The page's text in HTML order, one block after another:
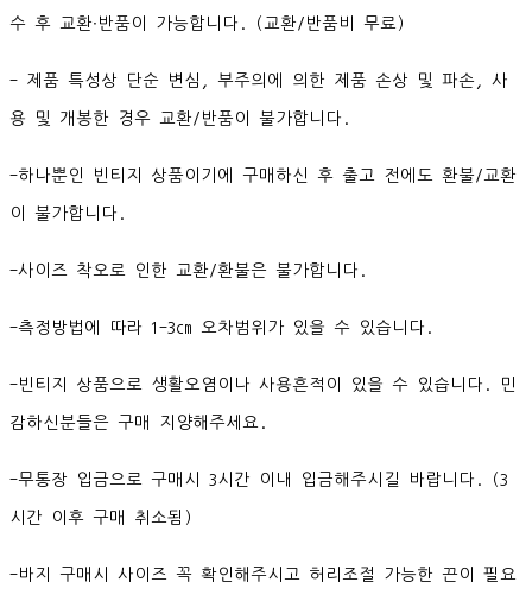
수 후 교환∙반품이 가능합니다. (교환/반품비 무료)
- 제품 특성상 단순 변심, 부주의에 의한 제품 손상 및 파손, 사
용 및 개봉한 경우 교환/반품이 불가합니다.
-하나뿐인 빈티지 상품이기에 구매하신 후 출고 전에도 환불/교환
이 불가합니다.
-사이즈 착오로 인한 교환/환불은 불가합니다.
-측정방법에 따라 1-3cm 오차범위가 있을 수 있습니다.
-빈티지 상품으로 생활오염이나 사용흔적이 있을 수 있습니다. 민
감하신분들은 구매 지양해주세요.
-무통장 입금으로 구매시 3시간 이내 입금해주시길 바랍니다. (3
시간 이후 구매 취소됨)
-바지 구매시 사이즈 꼭 확인해주시고 허리조절 가능한 끈이 필요